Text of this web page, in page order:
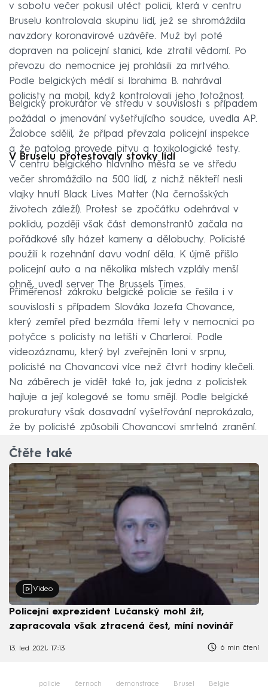
v sobotu večer pokusil utéct policii, která v centru
Bruselu kontrolovala skupinu lidí, jež se shromáždila
navzdory koronavirové uzávěře. Muž byl poté
dopraven na policejní stanici, kde ztratil vědomí. Po
převozu do nemocnice jej prohlásili za mrtvého.
Podle belgických médií si Ibrahima B. nahrával
policisty na mobil, když kontrolovali jeho totožnost.
Belgický prokurátor ve středu v souvislosti s případem
požádal o jmenování vyšetřujícího soudce, uvedla AP.
Žalobce sdělil, že případ převzala policejní inspekce
a že patolog provede pitvu a toxikologické testy.
V Bruselu protestovaly stovky lidí
V centru belgického hlavního města se ve středu
večer shromáždilo na 500 lidí, z nichž někteří nesli
vlajky hnutí Black Lives Matter (Na černošských
životech záleží). Protest se zpočátku odehrával v
poklidu, později však část demonstrantů začala na
pořádkové síly házet kameny a dělobuchy. Policisté
použili k rozehnání davu vodní děla. K újmě přišlo
policejní auto a na několika místech vzplály menší
ohně, uvedl server The Brussels Times.
Přiměřenost zákroku belgické policie se řešila i v
souvislosti s případem Slováka Jozefa Chovance,
který zemřel před bezmála třemi lety v nemocnici po
potyčce s policisty na letišti v Charleroi. Podle
videozáznamu, který byl zveřejněn loni v srpnu,
policisté na Chovancovi více než čtvrt hodiny klečeli.
Na záběrech je vidět také to, jak jedna z policistek
hajluje a její kolegové se tomu smějí. Podle belgické
prokuratury však dosavadní vyšetřování neprokázalo,
že by policisté způsobili Chovancovi smrtelná zranění.
Čtěte také
Video
Policejní exprezident Lučanský mohl žít,
zapracovala však ztracená čest, míní novinář
13. led 2021, 17:13 6 min čtení
policie černoch demonstrace Brusel Belgie